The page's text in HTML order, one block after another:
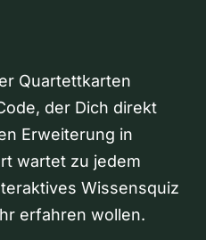
Quartettkarten
der Dich direkt
Erweiterung in
wartet zu jedem
Wissensquiz
erfahren wollen.